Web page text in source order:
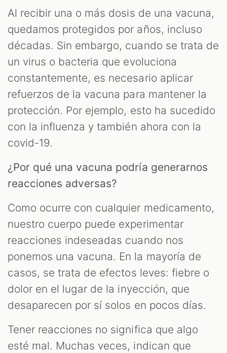
Al recibir una o más dosis de una vacuna,
quedamos protegidos por años, incluso
décadas. Sin embargo, cuando se trata de
un virus o bacteria que evoluciona
constantemente, es necesario aplicar
refuerzos de la vacuna para mantener la
protección. Por ejemplo, esto ha sucedido
con la influenza y también ahora con la
covid-19.
¿Por qué una vacuna podría generarnos
reacciones adversas?
Como ocurre con cualquier medicamento,
nuestro cuerpo puede experimentar
reacciones indeseadas cuando nos
ponemos una vacuna. En la mayoría de
casos, se trata de efectos leves: fiebre o
dolor en el lugar de la inyección, que
desaparecen por sí solos en pocos días.
Tener reacciones no significa que algo
esté mal. Muchas veces, indican que